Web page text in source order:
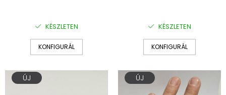
KÉSZLETEN
KONFIGURÁL
KÉSZLETEN
KONFIGURÁL
ÚJ ÚJ